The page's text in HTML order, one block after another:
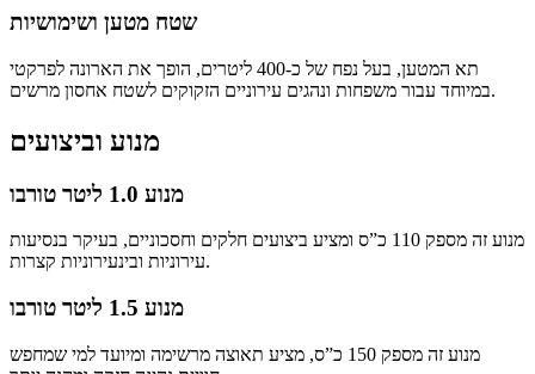
שטח מטען ושימושיות
תא המטען, בעל נפח של כ-400 ליטרים, הופך את הארונה לפרקטי
במיוחד עבור משפחות ונהגים עירוניים הזקוקים לשטח אחסון מרשים.
מנוע וביצועים
מנוע 1.0 ליטר טורבו
מנוע זה מספק 110 כ”ס ומציע ביצועים חלקים וחסכוניים, בעיקר בנסיעות
עירוניות ובינעירוניות קצרות.
מנוע 1.5 ליטר טורבו
מנוע זה מספק 150 כ”ס, מציע תאוצה מרשימה ומיועד למי שמחפש